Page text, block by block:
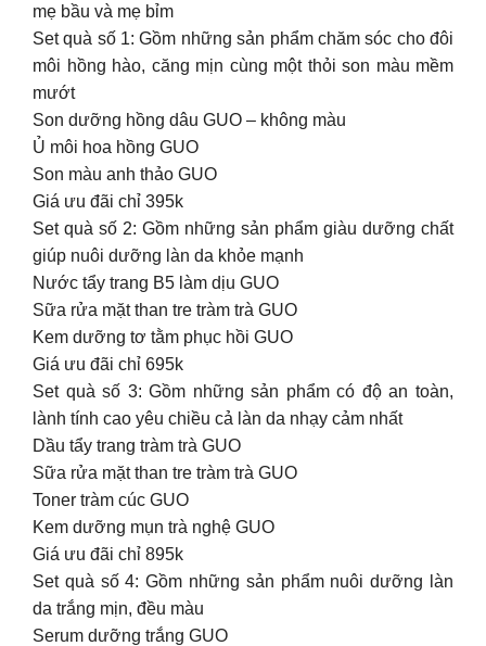
mẹ bầu và mẹ bỉm
Set quà số 1: Gồm những sản phẩm chăm sóc cho đôi
môi hồng hào, căng mịn cùng một thỏi son màu mềm
mướt
Son dưỡng hồng dâu GUO – không màu
Ủ môi hoa hồng GUO
Son màu anh thảo GUO
Giá ưu đãi chỉ 395k
Set quà số 2: Gồm những sản phẩm giàu dưỡng chất
giúp nuôi dưỡng làn da khỏe mạnh
Nước tẩy trang B5 làm dịu GUO
Sữa rửa mặt than tre tràm trà GUO
Kem dưỡng tơ tằm phục hồi GUO
Giá ưu đãi chỉ 695k
Set quà số 3: Gồm những sản phẩm có độ an toàn,
lành tính cao yêu chiều cả làn da nhạy cảm nhất
Dầu tẩy trang tràm trà GUO
Sữa rửa mặt than tre tràm trà GUO
Toner tràm cúc GUO
Kem dưỡng mụn trà nghệ GUO
Giá ưu đãi chỉ 895k
Set quà số 4: Gồm những sản phẩm nuôi dưỡng làn
da trắng mịn, đều màu
Serum dưỡng trắng GUO